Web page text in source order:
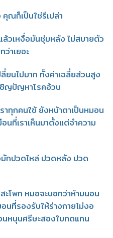
ณก็เป็นใช่รึเปล่า
ล้วเหงื่อมันชุ่มหลัง ไม่สบายตัว
าเยอะ
ยนไปมาก ทั้งค่าเฉลี่ยส่วนสูง
ชิญปัญหาโรคอ้วน
าทุกคนใช้ ยังหน้าตาเป็นหมอน
นที่เราเห็นมาตั้งแต่จำความ
มักปวดไหล่ ปวดหลัง ปวด
ะโพก หมอจะบอกว่าห้ามนอน
นที่รองรับให้ร่างกายไม่งอ
หนุนศรีษะสองใบทดแทน